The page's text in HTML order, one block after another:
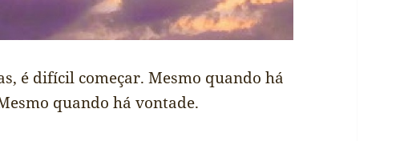
é difícil começar. Mesmo quando há
quando há vontade.